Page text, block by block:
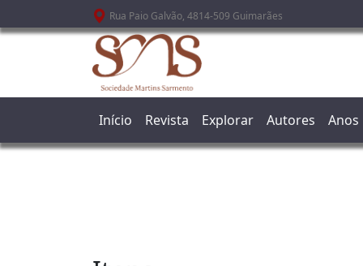
Passar para o conteúdo principal
Rua Paio Galvão, 4814-509 Guimarães
Início Revista Explorar Autores Anos